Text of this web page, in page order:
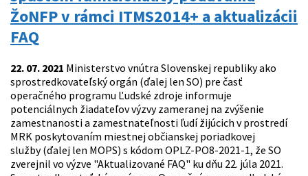
ŽoNFP v rámci ITMS2014+ a aktualizácii
FAQ
22. 07. 2021 Ministerstvo vnútra Slovenskej republiky ako
sprostredkovateľský orgán (ďalej len SO) pre časť
operačného programu Ľudské zdroje informuje
potenciálnych žiadateľov výzvy zameranej na zvýšenie
zamestnanosti a zamestnateľnosti ľudí žijúcich v prostredí
MRK poskytovaním miestnej občianskej poriadkovej
služby (ďalej len MOPS) s kódom OPLZ-PO8-2021-1, že SO
zverejnil vo výzve "Aktualizované FAQ" ku dňu 22. júla 2021.